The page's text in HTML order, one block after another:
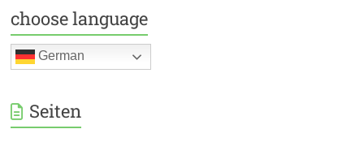
choose language
German
Seiten